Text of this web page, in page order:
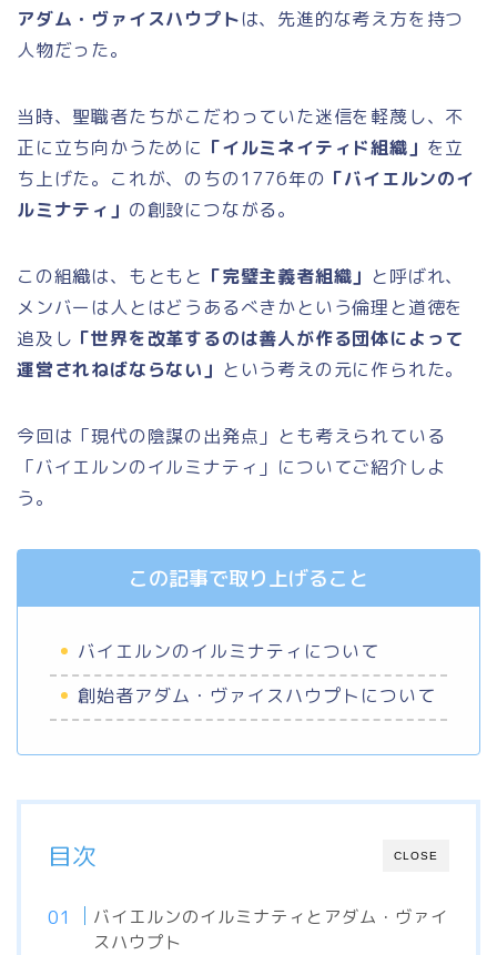
アダム・ヴァイスハウプトは、先進的な考え方を持つ
人物だった。
当時、聖職者たちがこだわっていた迷信を軽蔑し、不
正に立ち向かうために 「イルミネイティド組織」 を立
ち上げた。これが、のちの1776年の 「バイエルンのイ
ルミナティ」 の創設につながる。
この組織は、もともと 「完璧主義者組織」 と呼ばれ、
メンバーは人とはどうあるべきかという倫理と道徳を
追及し 「世界を改革するのは善人が作る団体によって
運営されねばならない」 という考えの元に作られた。
今回は「現代の陰謀の出発点」とも考えられている
「バイエルンのイルミナティ」についてご紹介しよ
う。
この記事で取り上げること
バイエルンのイルミナティについて
創始者アダム・ヴァイスハウプトについて
CLOSE
目次
バイエルンのイルミナティとアダム・ヴァイ
スハウプト